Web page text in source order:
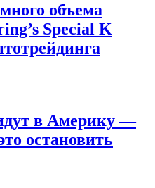
объема
Special K
в Америку —
остановить